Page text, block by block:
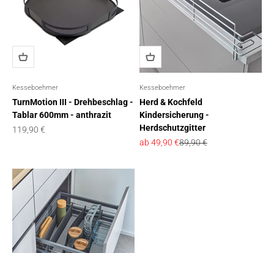
Kesseboehmer
TurnMotion III - Drehbeschlag -
Tablar 600mm - anthrazit
Angebot
119,90 €
Kesseboehmer
Herd & Kochfeld
Kindersicherung -
Herdschutzgitter
Angebot
ab 49,90 €Regulärer Preis
89,90 €